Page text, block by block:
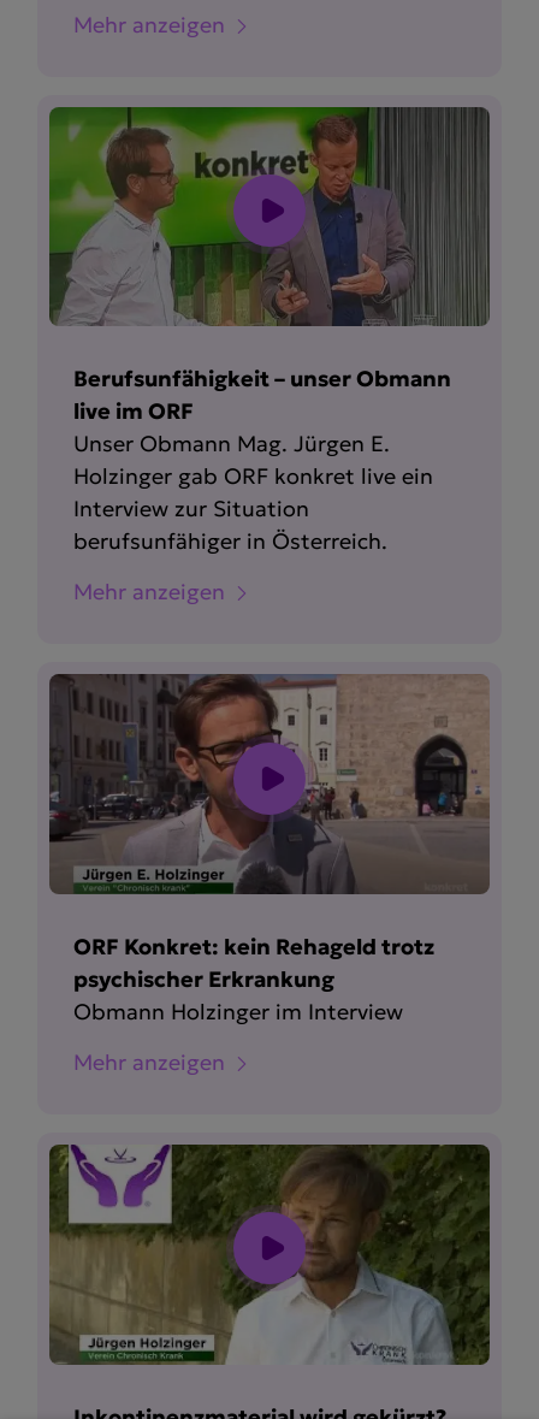
Mehr anzeigen
Berufsunfähigkeit – unser Obmann
live im ORF
Unser Obmann Mag. Jürgen E.
Holzinger gab ORF konkret live ein
Interview zur Situation
berufsunfähiger in Österreich.
Mehr anzeigen
ORF Konkret: kein Rehageld trotz
psychischer Erkrankung
Obmann Holzinger im Interview
Mehr anzeigen